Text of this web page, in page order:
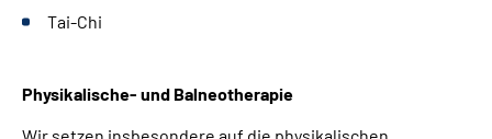
Tai-Chi
Physikalische- und Balneotherapie
Wir setzen insbesondere auf die physikalischen